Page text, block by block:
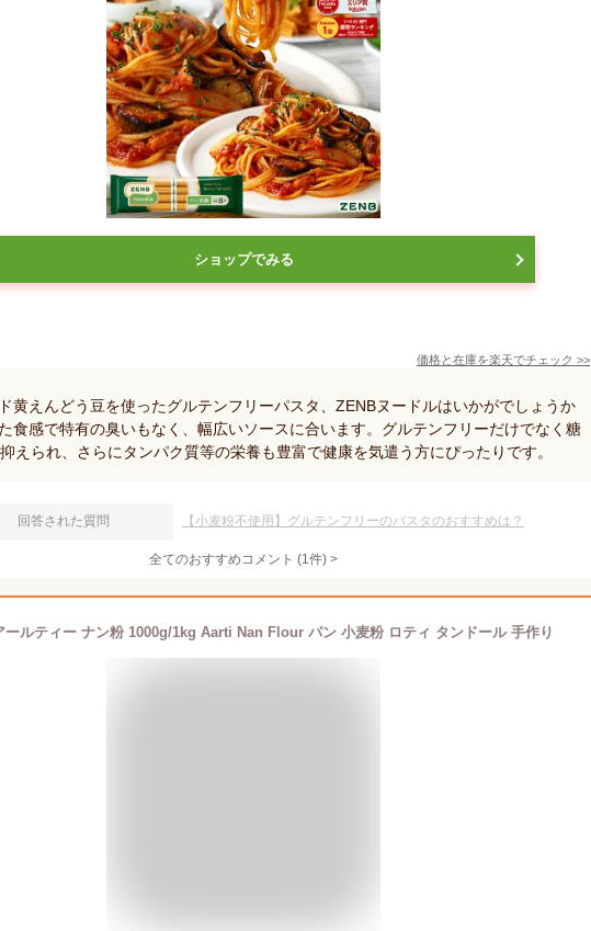
ショップでみる
価格と在庫を楽天でチェック >>
黄えんどう豆を使ったグルテンフリーパスタ、ZENBヌードルはいかがでしょうか
食感で特有の臭いもなく、幅広いソースに合います。グルテンフリーだけでなく糖
えられ、さらにタンパク質等の栄養も豊富で健康を気遣う方にぴったりです。
回答された質問 【小麦粉不使用】グルテンフリーのパスタのおすすめは？
全てのおすすめコメント (1件) >
ールティー ナン粉 1000g/1kg Aarti Nan Flour パン 小麦粉 ロティ タンドール 手作り